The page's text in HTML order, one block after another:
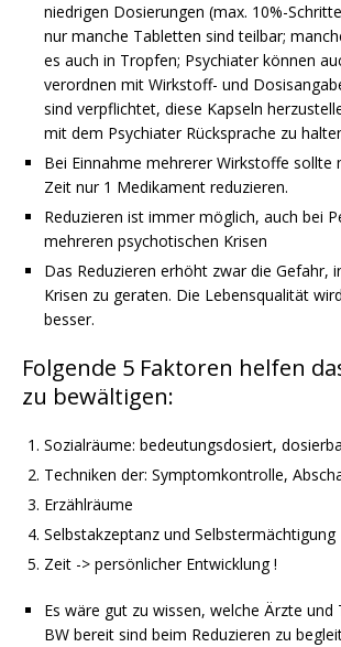
niedrigen Dosierungen (max. 10%-
nur manche Tabletten sind teilbar;
es auch in Tropfen; Psychiater können
verordnen mit Wirkstoff- und
sind verpflichtet, diese Kapseln
mit dem Psychiater Rücksprache zu
Bei Einnahme mehrerer Wirkstoffe sollte
Zeit nur 1 Medikament reduzieren.
Reduzieren ist immer möglich, auch bei
mehreren psychotischen Krisen
Das Reduzieren erhöht zwar die Gefahr,
Krisen zu geraten. Die Lebensqualität wird
besser.
Folgende 5 Faktoren helfen
zu bewältigen:
Sozialräume: bedeutungsdosiert,
Techniken der: Symptomkontrolle,
Erzählräume
Selbstakzeptanz und Selbstermächtigung
Zeit -> persönlicher Entwicklung !
Es wäre gut zu wissen, welche Ärzte und
BW bereit sind beim Reduzieren zu